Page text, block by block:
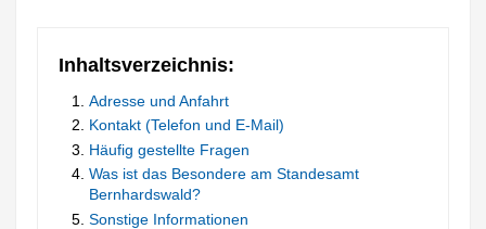
Inhaltsverzeichnis:
Adresse und Anfahrt
Kontakt (Telefon und E-Mail)
Häufig gestellte Fragen
Was ist das Besondere am Standesamt
Bernhardswald?
Sonstige Informationen